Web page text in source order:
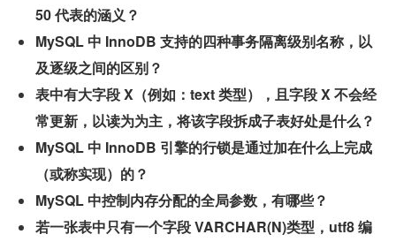
50 代表的涵义？
MySQL 中 InnoDB 支持的四种事务隔离级别名称，以
及逐级之间的区别？
表中有大字段 X（例如：text 类型），且字段 X 不会经
常更新，以读为为主，将该字段拆成子表好处是什么？
MySQL 中 InnoDB 引擎的行锁是通过加在什么上完成
（或称实现）的？
MySQL 中控制内存分配的全局参数，有哪些？
若一张表中只有一个字段 VARCHAR(N)类型，utf8 编